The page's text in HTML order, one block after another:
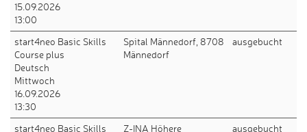
15.09.2026
13:00
start4neo Basic Skills
Course plus
Deutsch
Mittwoch
16.09.2026
13:30
Spital Männedorf, 8708
Männedorf
ausgebucht
start4neo Basic Skills
Z-INA Höhere
ausgebucht